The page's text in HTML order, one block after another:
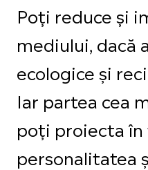
Poți reduce și
mediului, dacă
ecologice și
Iar partea cea
poți proiecta
personalitatea